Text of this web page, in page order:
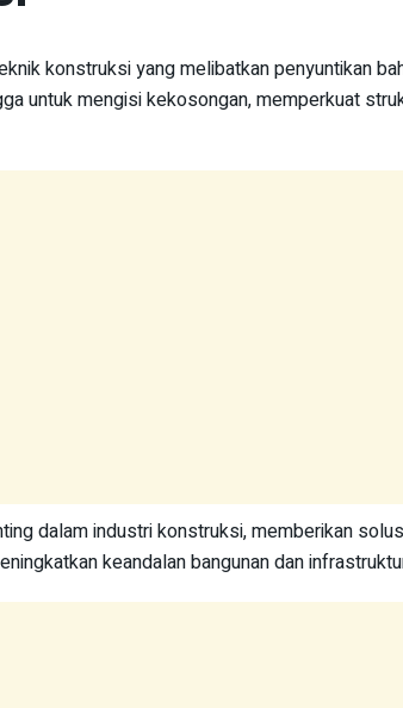
konstruksi yang melibatkan penyuntikan
untuk mengisi kekosongan, memperkuat
dalam industri konstruksi, memberikan
keandalan bangunan dan